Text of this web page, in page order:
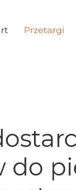
Przetargi
do